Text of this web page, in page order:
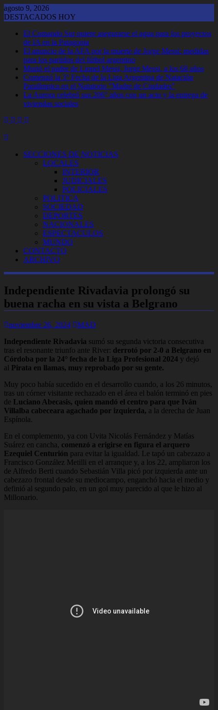
Saltar
al
agosto 9, 2026
DESTACADOS HOY
El Comando Sur quiere asegurarse el agua para los proyectos
de IA en la Patagonia
El anuncio de la AFA por la muerte de Jorge Messi: medidas
para los partidos del fútbol argentino
Murió el padre de Lionel Messi, Jorge Messi, a los 68 años
Comenzó la 3° Fecha de la Liga Argentina de Natación
Paralímpica en el Natatorio "Madre de Ciudades"
La Aurora celebró sus 206° años con un acto y la entrega de
viviendas sociales
SECCIONES DE NOTICIAS
LOCALES
INTERIOR
JUDICIALES
POLICIALES
POLITICA
SOCIEDAD
DEPORTES
NACIONALES
ESPECTACULOS
MUNDO
CONTACTO
ARCHIVO
Independiente Rivadavia prolongó su
buena racha en su vista a Belgrano
noviembre 26, 2024
MAD
Independiente Rivadavia sumó su segunda victoria consecutiva
tras el resonante triunfo ante River: derrotó por 2-0 a Belgrano en
Córdoba por la 24° fecha de la Liga Profesional 2024 y dejó
al Pirata en llamas, muy reprobado por su gente.
Muy poco había sucedido en el desarrollo cuando, a los 26 minutos,
tras un córner visitante rechazado en el área el balón terminó en pies
de Luciano Abecasis, quien mandó el centro para que Iván
Villalba cabeceara agachado por izquierda, a la derecha de Juan
Espínola.
En el complemento, ya con Uvita Nicolás Fernández y Matías
Suárez en cancha, comenzó a erigirse en figura el arquero
Ezequiel Centurión para evitar la igualdad. Le tapó un cabezazo a
Francisco González Metilli en el arranque y, a los 22, ampliaron los
de Alfredo Berti cuando Sebastián Villa picó por izquierda ante un
cabezazo frontal desde su mediocampo, enganchó hacia el medio y
definió al segundo palo, en un gol muy parecido al que le hizo al
Millonario.